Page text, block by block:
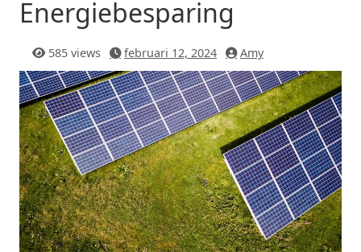
Energiebesparing
585 views februari 12, 2024 Amy